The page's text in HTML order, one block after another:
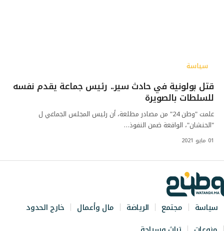
سياسة
قتل بولونية في حادث سير.. رئيس جماعة يقدم نفسه
للسلطات بالصويرة
علمت "وطن 24" من مصادر مطلعة، أن رئيس المجلس الجماعي ل
"الحنشان"، الواقعة ضمن النفوذ…
01 مايو 2021
سياسة مجتمع الرياضة مال وأعمال
خارج الحدود